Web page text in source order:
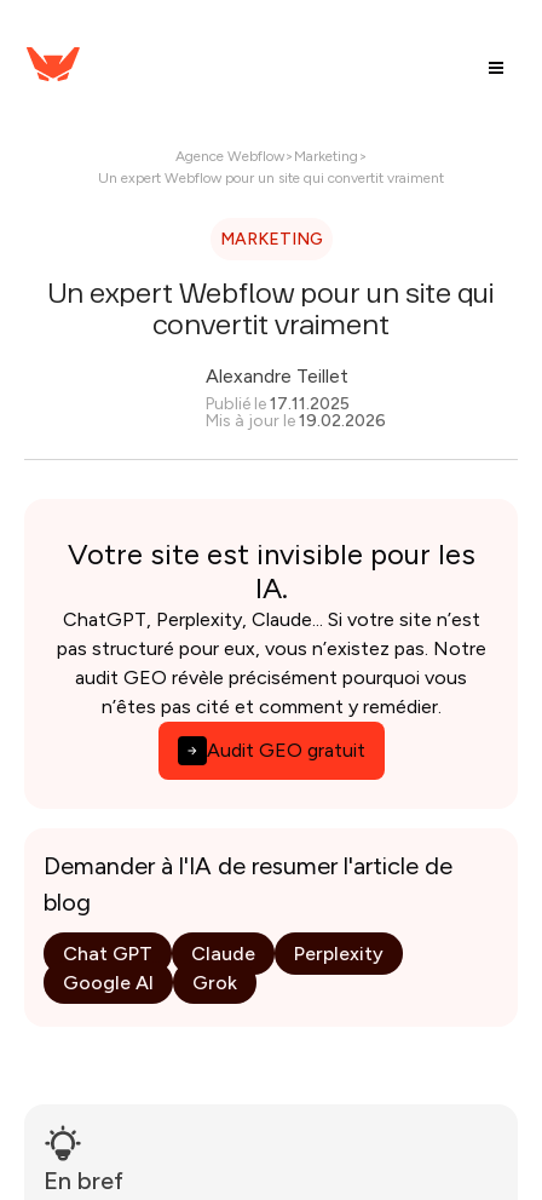
Agence Webflow> Marketing >
Un expert Webflow pour un site qui convertit vraiment
MARKETING
Un expert Webflow pour un site qui
convertit vraiment
Alexandre Teillet
Publié le17.11.2025
Mis à jour le19.02.2026
Demander à l'IA de resumer l'article de
blog
Chat GPT Claude
Perplexity
Google AI
Grok
Votre site est invisible pour les
IA.
ChatGPT, Perplexity, Claude... Si votre site n’est
pas structuré pour eux, vous n’existez pas. Notre
audit GEO révèle précisément pourquoi vous
n’êtes pas cité et comment y remédier.
Audit GEO gratuit
En bref